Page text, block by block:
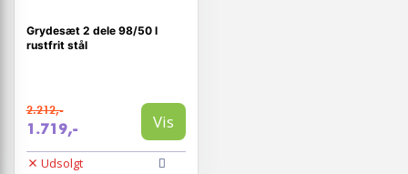
Grydesæt 2 dele 98/50 l
rustfrit stål
2.212,-
1.719,- Vis
Udsolgt